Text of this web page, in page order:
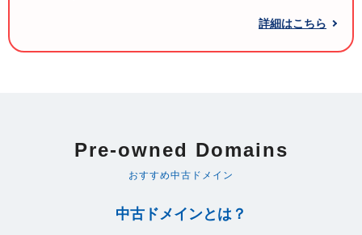
詳細はこちら
Pre-owned Domains
おすすめ中古ドメイン
中古ドメインとは？